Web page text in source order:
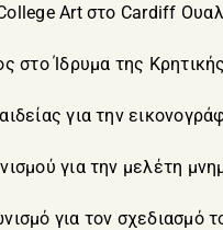
Art στο Cardiff
στο Ίδρυμα της
για την
για την μελέτη
για τον σχεδιασμό